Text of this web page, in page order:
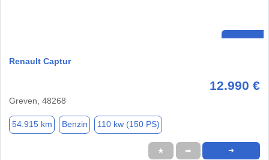
Renault Captur
12.990 €
Greven, 48268
54.915 km Benzin 110 kw (150 PS)
★ ➦ ➜